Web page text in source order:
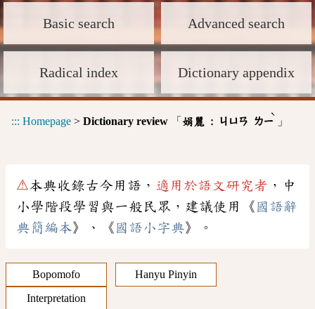
Basic search Advanced search
Radical index Dictionary appendix
::: Homepage > Dictionary review 「 娟麗 : ㄐㄩㄢ ㄌㄧ
ˋ
」
⚠本典收錄古今用語， 適用於語文研究者 ，中
小學階段學習與一般民眾，建議使用《 國語辭
典簡編本》、《 國語小字典》。
Bopomofo
Hanyu Pinyin
Interpretation